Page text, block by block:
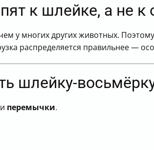
к шлейке, а не к
у многих других животных.
распределяется правильнее —
шлейку-
перемычки.